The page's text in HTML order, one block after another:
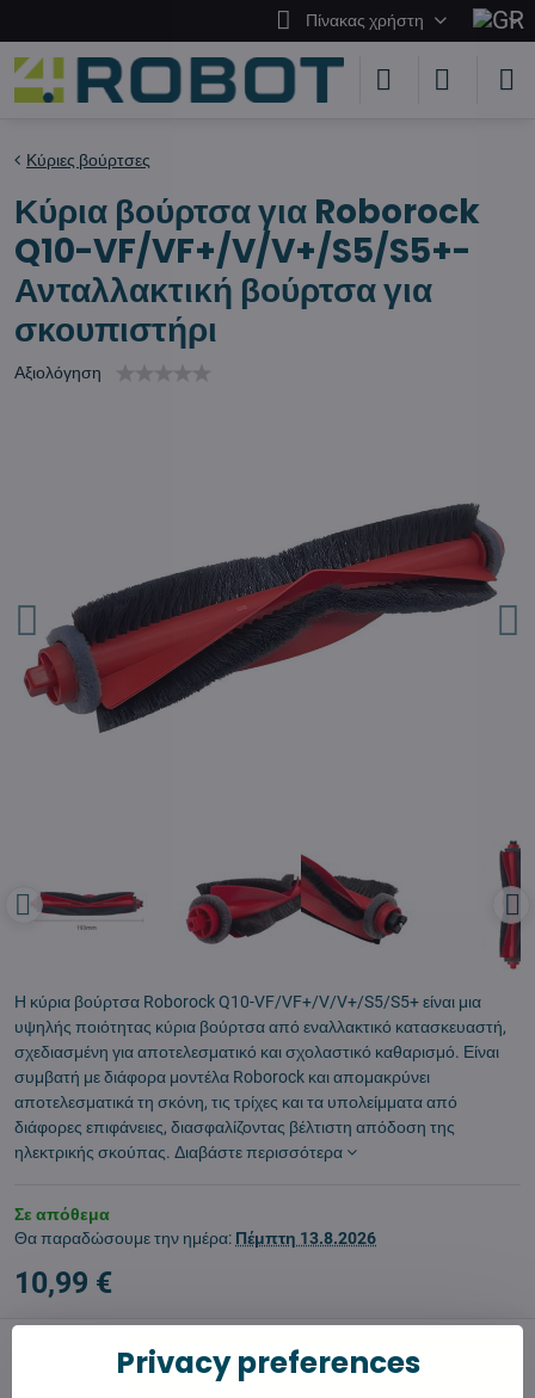
Πίνακας χρήστη
Κύριες βούρτσες
Κύρια βούρτσα για Roborock
Q10-VF/VF+/V/V+/S5/S5+-
Ανταλλακτική βούρτσα για
σκουπιστήρι
Αξιολόγηση
Η κύρια βούρτσα Roborock Q10-VF/VF+/V/V+/S5/S5+ είναι μια
υψηλής ποιότητας κύρια βούρτσα από εναλλακτικό κατασκευαστή,
σχεδιασμένη για αποτελεσματικό και σχολαστικό καθαρισμό. Είναι
συμβατή με διάφορα μοντέλα Roborock και απομακρύνει
αποτελεσματικά τη σκόνη, τις τρίχες και τα υπολείμματα από
διάφορες επιφάνειες, διασφαλίζοντας βέλτιστη απόδοση της
ηλεκτρικής σκούπας. Διαβάστε περισσότερα
Σε απόθεμα
Θα παραδώσουμε την ημέρα: Πέμπτη 13.8.2026
10,99 €
Προσθήκη στο καλάθι
Privacy preferences